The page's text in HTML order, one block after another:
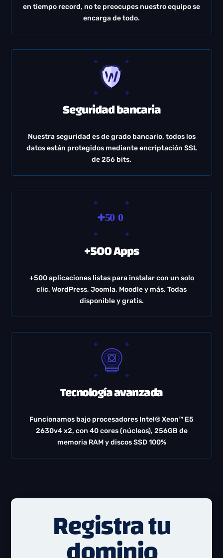
en tiempo record, no te preocupes nuestro equipo se
encarga de todo.
Seguridad bancaria
Nuestra seguridad es de grado bancario, todos los
datos están protegidos mediante encriptación SSL
de 256 bits.
+500 Apps
+500 aplicaciones listas para instalar con un solo
clic, WordPress, Joomla, Moodle y más. Todas
disponible y gratis.
Tecnología avanzada
Funcionamos bajo procesadores Intel® Xeon™ E5
2630v4 x2, con 40 cores (núcleos), 256GB de
memoria RAM y discos SSD 100%
Registra tu